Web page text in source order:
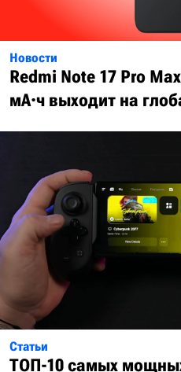
Новости
Redmi Note 17 Pro
мА·ч выходит на
Статьи
ТОП-10 самых